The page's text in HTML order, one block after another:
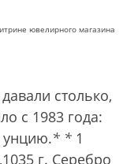
ювелирного магазина
столько,
с 1983 года:
унцию.* * 1
г. Серебро